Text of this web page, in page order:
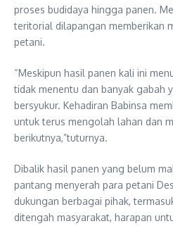
proses budidaya hingga panen.
teritorial dilapangan memberikan
petani.
“Meskipun hasil panen kali ini
tidak menentu dan banyak gabah
bersyukur. Kehadiran Babinsa
untuk terus mengolah lahan dan
berikutnya,”tuturnya.
Dibalik hasil panen yang belum
pantang menyerah para petani
dukungan berbagai pihak,
ditengah masyarakat, harapan